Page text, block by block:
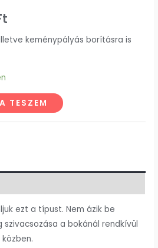
keménypályás borításra is
TESZEM
ezt a típust. Nem ázik be
szivacsozása a bokánál rendkívül